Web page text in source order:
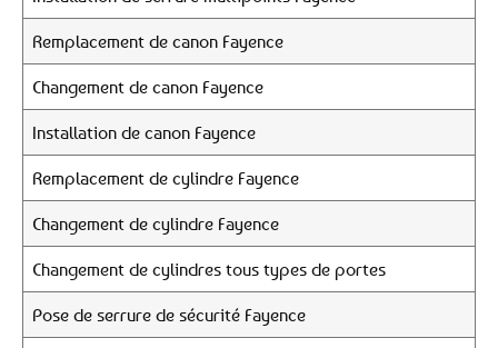
Remplacement de canon Fayence
Changement de canon Fayence
Installation de canon Fayence
Remplacement de cylindre Fayence
Changement de cylindre Fayence
Changement de cylindres tous types de portes
Pose de serrure de sécurité Fayence